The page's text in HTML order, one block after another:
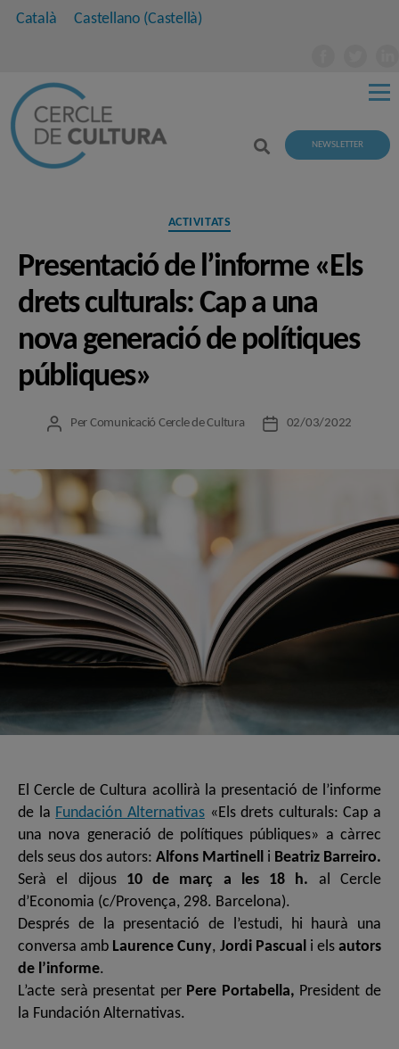
Català Castellano (Castellà)
NEWSLETTER
Categories
ACTIVITATS
Presentació de l’informe «Els
drets culturals: Cap a una
nova generació de polítiques
públiques»
Autor
Per Comunicació Cercle de Cultura
Data02/03/2022
El Cercle de Cultura acollirà la presentació de l’informe
de la Fundación Alternativas«Els drets culturals: Cap a
una nova generació de polítiques públiques» a càrrec
dels seus dos autors: Alfons Martinell i Beatriz Barreiro.
Serà el dijous 10 de març a les 18 h. al Cercle
d’Economia (c/Provença, 298. Barcelona).
Després de la presentació de l’estudi, hi haurà una
conversa amb Laurence Cuny, Jordi Pascuali els autors
de l’informe.
L’acte serà presentat perPere Portabella, President de
la Fundación Alternativas.